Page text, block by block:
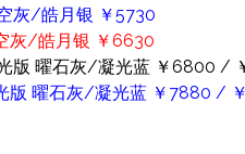
灰/皓月银 ￥5730
灰/皓月银 ￥6630
光版 曜石灰/凝光蓝 ￥6800 /
版 曜石灰/凝光蓝 ￥7880 /